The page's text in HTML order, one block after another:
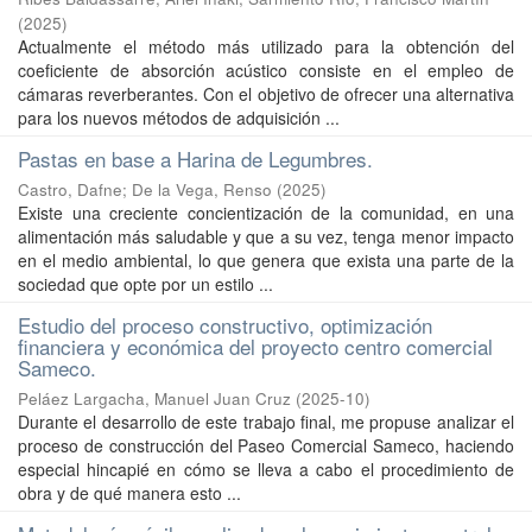
(2025)
Actualmente el método más utilizado para la obtención del
coeficiente de absorción acústico consiste en el empleo de
cámaras reverberantes. Con el objetivo de ofrecer una alternativa
para los nuevos métodos de adquisición ...
Pastas en base a Harina de Legumbres.
Castro, Dafne; De la Vega, Renso (2025)
Existe una creciente concientización de la comunidad, en una
alimentación más saludable y que a su vez, tenga menor impacto
en el medio ambiental, lo que genera que exista una parte de la
sociedad que opte por un estilo ...
Estudio del proceso constructivo, optimización
financiera y económica del proyecto centro comercial
Sameco.
Peláez Largacha, Manuel Juan Cruz (2025-10)
Durante el desarrollo de este trabajo final, me propuse analizar el
proceso de construcción del Paseo Comercial Sameco, haciendo
especial hincapié en cómo se lleva a cabo el procedimiento de
obra y de qué manera esto ...